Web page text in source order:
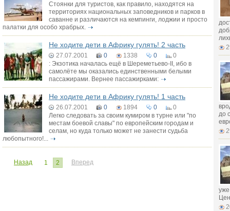
Стоянки для туристов, как правило, находятся на
территориях национальных заповедников и парков в
саванне и различаются на кемпинги, лоджии и просто
палатки для особо храбрых.
Не ходите дети в Африку гулять! 2 часть
27.07.2001 0 1338 0
0
: Экзотика началась ещё в Шереметьево-II, ибо в
самолёте мы оказались единственными белыми
пассажирами. Вернее пассажирками:
Не ходите дети в Африку гулять! 1 часть
26.07.2001 0 1894 0
0
Легко следовать за своим кумиром в турне или "по
местам боевой славы" по европейским городам и
селам, но куда только может не занести судьба
любопытного!...
Назад 1 2 Вперед
до